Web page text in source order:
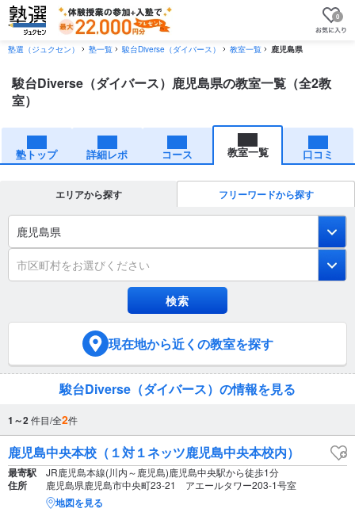
0
塾選（ジュクセン） 塾一覧 駿台Diverse（ダイバース） 教室一覧 鹿児島県
駿台Diverse（ダイバース）鹿児島県の教室一覧（全2教
室）
塾トップ 詳細レポ コース 教室一覧 口コミ
エリアから探す フリーワードから探す
鹿児島県
市区町村をお選びください
現在地から近くの教室を探す
駿台Diverse（ダイバース）の情報を見る
1～2件目/全2件
鹿児島中央本校（１対１ネッツ鹿児島中央本校内）
最寄駅 JR鹿児島本線(川内～鹿児島)鹿児島中央駅から徒歩1分
住所 鹿児島県鹿児島市中央町23-21 アエールタワー203-1号室
地図を見る